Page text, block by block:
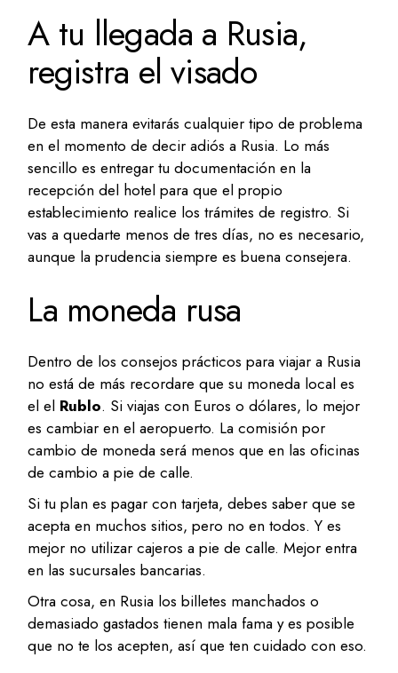
A tu llegada a Rusia,
registra el visado
De esta manera evitarás cualquier tipo de problema
en el momento de decir adiós a Rusia. Lo más
sencillo es entregar tu documentación en la
recepción del hotel para que el propio
establecimiento realice los trámites de registro. Si
vas a quedarte menos de tres días, no es necesario,
aunque la prudencia siempre es buena consejera.
La moneda rusa
Dentro de los consejos prácticos para viajar a Rusia
no está de más recordare que su moneda local es
el el Rublo. Si viajas con Euros o dólares, lo mejor
es cambiar en el aeropuerto. La comisión por
cambio de moneda será menos que en las oficinas
de cambio a pie de calle.
Si tu plan es pagar con tarjeta, debes saber que se
acepta en muchos sitios, pero no en todos. Y es
mejor no utilizar cajeros a pie de calle. Mejor entra
en las sucursales bancarias.
Otra cosa, en Rusia los billetes manchados o
demasiado gastados tienen mala fama y es posible
que no te los acepten, así que ten cuidado con eso.